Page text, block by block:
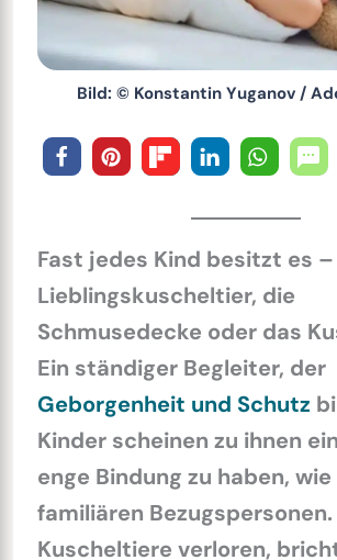
Bild: © Konstantin Yuganov /
Fast jedes Kind besitzt es
Lieblingskuscheltier, die
Schmusedecke oder das
Ein ständiger Begleiter, der
Geborgenheit und Schutz
Kinder scheinen zu ihnen
enge Bindung zu haben,
familiären
Kuscheltiere verloren,